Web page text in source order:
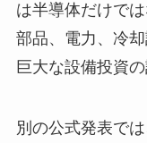
は半導体だけで
部品、電力、冷
巨大な設備投資の
別の公式発表で